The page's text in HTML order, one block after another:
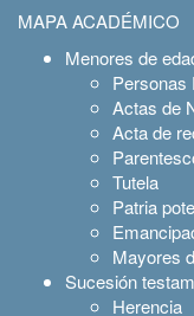
MAPA ACADÉMICO
Menores de
Personas
Actas de
Acta de
Tutela
Patria
Mayores
Sucesión
Herencia